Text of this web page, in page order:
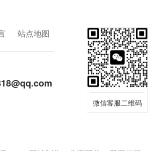
站点地图
微信客服二维码